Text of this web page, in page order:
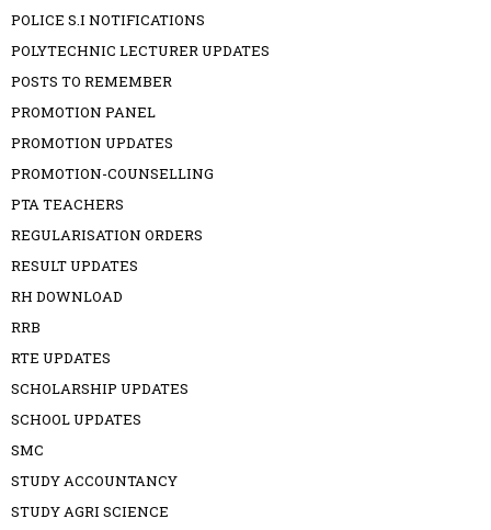
POLICE S.I NOTIFICATIONS
POLYTECHNIC LECTURER UPDATES
POSTS TO REMEMBER
PROMOTION PANEL
PROMOTION UPDATES
PROMOTION-COUNSELLING
PTA TEACHERS
REGULARISATION ORDERS
RESULT UPDATES
RH DOWNLOAD
RRB
RTE UPDATES
SCHOLARSHIP UPDATES
SCHOOL UPDATES
SMC
STUDY ACCOUNTANCY
STUDY AGRI SCIENCE